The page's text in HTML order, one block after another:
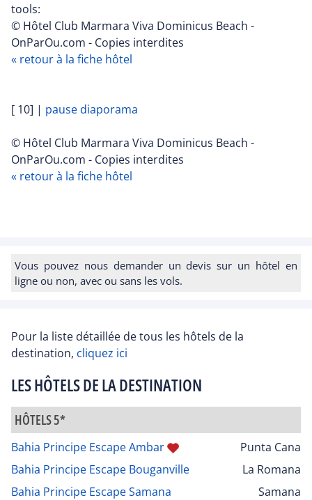
tools:
© Hôtel Club Marmara Viva Dominicus Beach -
OnParOu.com - Copies interdites
« retour à la fiche hôtel
[ 10] | pause diaporama
© Hôtel Club Marmara Viva Dominicus Beach -
OnParOu.com - Copies interdites
« retour à la fiche hôtel
Vous pouvez nous demander un devis sur un hôtel en
ligne ou non, avec ou sans les vols.
Pour la liste détaillée de tous les hôtels de la
destination, cliquez ici
LES HÔTELS DE LA DESTINATION
HÔTELS 5*
Bahia Principe Escape Ambar
Punta Cana
Bahia Principe Escape Bouganville
La Romana
Bahia Principe Escape Samana
Samana